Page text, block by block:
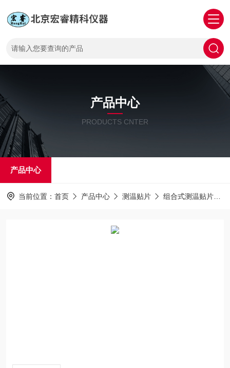
产品中心
PRODUCTS CNTER
产品中心
当前位置： 首页 产品中心 测温贴片 组合式测温贴片